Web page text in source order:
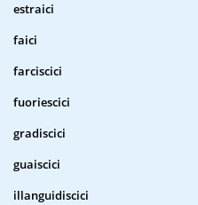
estraici
faici
farciscici
fuoriescici
gradiscici
guaiscici
illanguidiscici